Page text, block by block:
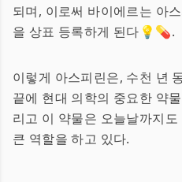
되며, 이로써 바이에르는 아
을 상표 등록하게 된다💡💊.
이렇게 아스피린은, 수천 년
끝에 현대 의학의 중요한 약
리고 이 약물은 오늘날까지
큰 역할을 하고 있다.